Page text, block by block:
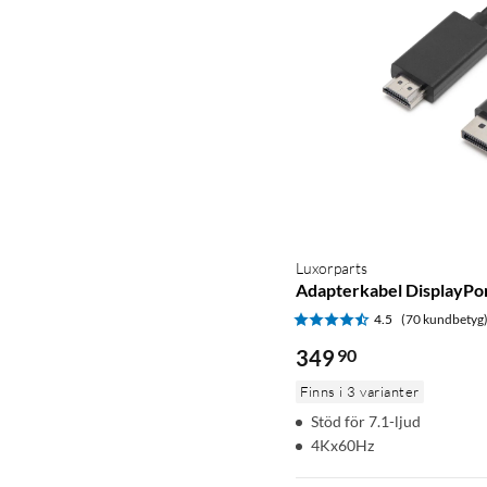
Luxorparts
Adapterkabel
4.5 (70 kundbetyg)
349 90
Finns i 3 varianter
Stöd för 7.1-ljud
4Kx60Hz